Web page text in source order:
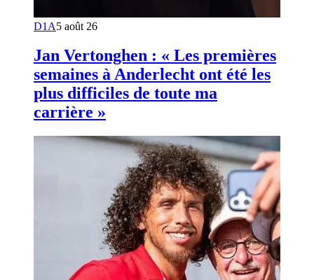
D1A5 août 26
Jan Vertonghen : « Les premières
semaines à Anderlecht ont été les
plus difficiles de toute ma
carrière »